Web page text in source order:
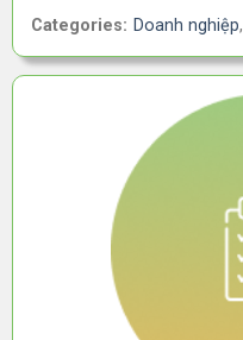
Categories: Doanh nghiệp,